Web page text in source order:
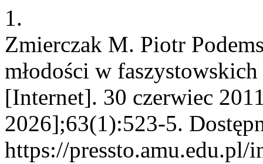
1.
Zmierczak M. Piotr
młodości w
[Internet]. 30 czerwiec
2026];63(1):523-5.
https://